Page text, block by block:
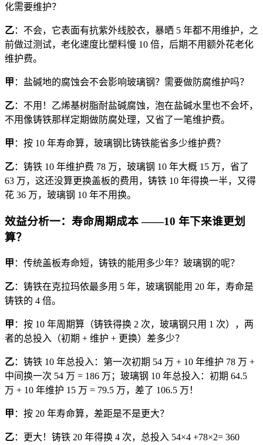
化需要维护？
乙：不会，它表面有抗紫外线胶衣，暴晒 5 年都不用维护，之
前做过测试，老化速度比塑料慢 10 倍，后期不用额外花老化
维护费。
甲 ：盐碱地的腐蚀会不会影响玻璃钢？需要做防腐维护吗？
乙：不用！乙烯基树脂耐盐碱腐蚀，泡在盐碱水里也不会坏，
不用像铸铁那样定期做防腐处理，又省了一笔维护费。
甲 ：按 10 年寿命算，玻璃钢比铸铁能省多少维护费？
乙：铸铁 10 年维护费 78 万，玻璃钢 10 年大概 15 万，省了
63 万，这还没算更换盖板的费用，铸铁 10 年得换一半，又得
花 36 万，玻璃钢 10 年不用换。
效益分析一：寿命周期成本 ——10 年下来谁更划
算？
甲 ：传统盖板寿命短，铸铁的能用多少年？玻璃钢的呢？
乙：铸铁在克拉玛依最多用 5 年，玻璃钢能用 20 年，寿命是
铸铁的 4 倍。
甲 ：按 10 年周期算（铸铁得换 2 次，玻璃钢只用 1 次），两
者的总投入（初期 + 维护 + 更换）差多少？
乙：铸铁 10 年总投入：第一次初期 54 万 + 10 年维护 78 万 +
中间换一次 54 万 = 186 万；玻璃钢 10 年总投入：初期 64.5
万 + 10 年维护 15 万 = 79.5 万，差了 106.5 万！
甲 ：按 20 年寿命算，差距是不是更大？
乙：更大！铸铁 20 年得换 4 次，总投入 54×4 +78×2= 360